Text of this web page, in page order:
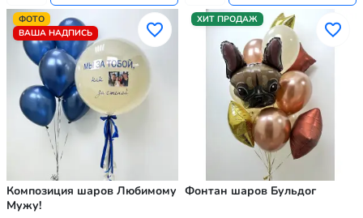
ФОТО
ВАША НАДПИСЬ
Композиция шаров Любимому
Мужу!
ХИТ ПРОДАЖ
Фонтан шаров Бульдог